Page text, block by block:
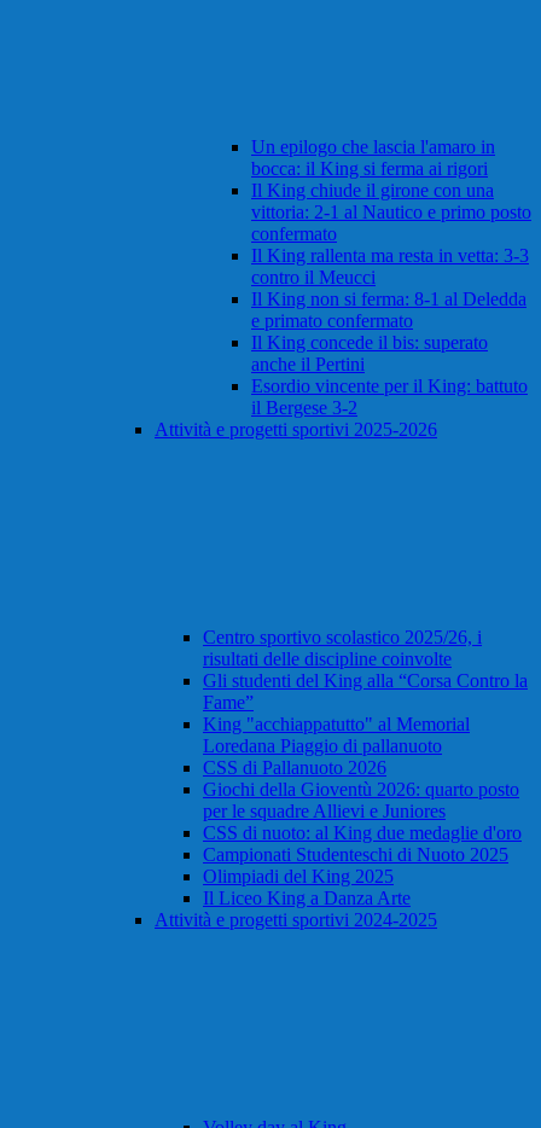
Un epilogo che lascia l'amaro in
bocca: il King si ferma ai rigori
Il King chiude il girone con una
vittoria: 2-1 al Nautico e primo posto
confermato
Il King rallenta ma resta in vetta: 3-3
contro il Meucci
Il King non si ferma: 8-1 al Deledda
e primato confermato
Il King concede il bis: superato
anche il Pertini
Esordio vincente per il King: battuto
il Bergese 3-2
Attività e progetti sportivi 2025-2026
Centro sportivo scolastico 2025/26, i
risultati delle discipline coinvolte
Gli studenti del King alla “Corsa Contro la
Fame”
King "acchiappatutto" al Memorial
Loredana Piaggio di pallanuoto
CSS di Pallanuoto 2026
Giochi della Gioventù 2026: quarto posto
per le squadre Allievi e Juniores
CSS di nuoto: al King due medaglie d'oro
Campionati Studenteschi di Nuoto 2025
Olimpiadi del King 2025
Il Liceo King a Danza Arte
Attività e progetti sportivi 2024-2025